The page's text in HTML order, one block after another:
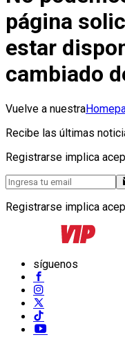
página
estar
cambiado
Vuelve a nuestra
Recibe las últimas
Registrarse implica
Registrarse implica
síguenos